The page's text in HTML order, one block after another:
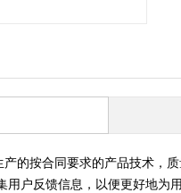
的按合同要求的产品技术，
户反馈信息，以便更好地为用